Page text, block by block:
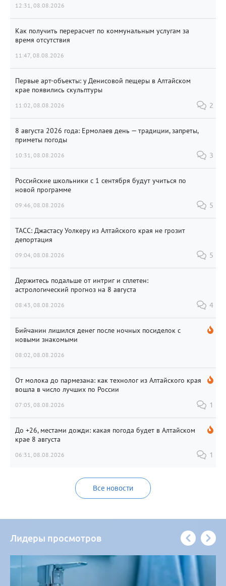
12:31, 08.08.2026
Как получить перерасчет по коммунальным услугам за
время отсутствия
11:47, 08.08.2026
Первые арт-объекты: у Денисовой пещеры в Алтайском
крае появились скульптуры
11:02, 08.08.2026 2
8 августа 2026 года: Ермолаев день — традиции, запреты,
приметы погоды
10:31, 08.08.2026 3
Российские школьники с 1 сентября будут учиться по
новой программе
09:46, 08.08.2026 5
ТАСС: Джастасу Уолкеру из Алтайского края не грозит
депортация
09:04, 08.08.2026 5
Держитесь подальше от интриг и сплетен:
астрологический прогноз на 8 августа
08:43, 08.08.2026 4
Бийчанин лишился денег после ночных посиделок с
новыми знакомыми
08:02, 08.08.2026
От молока до пармезана: как технолог из Алтайского края
вошла в число лучших по России
07:05, 08.08.2026 1
До +26, местами дожди: какая погода будет в Алтайском
крае 8 августа
06:31, 08.08.2026 1
Все новости
Лидеры просмотров